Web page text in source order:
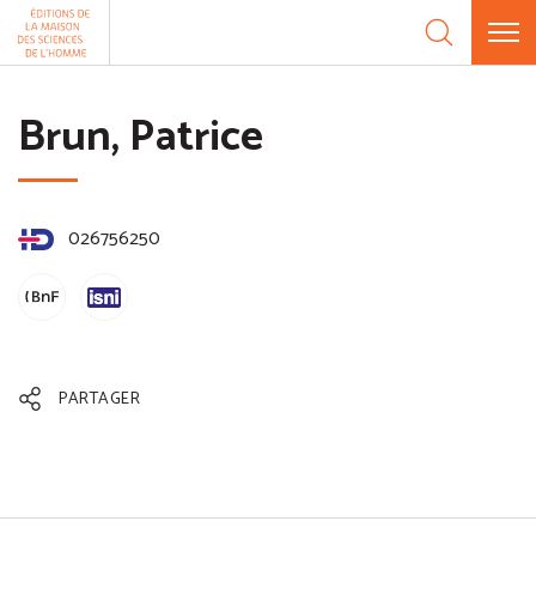
Aller au contenu
Brun, Patrice
026756250
PARTAGER
Panneau de gestion des cookies